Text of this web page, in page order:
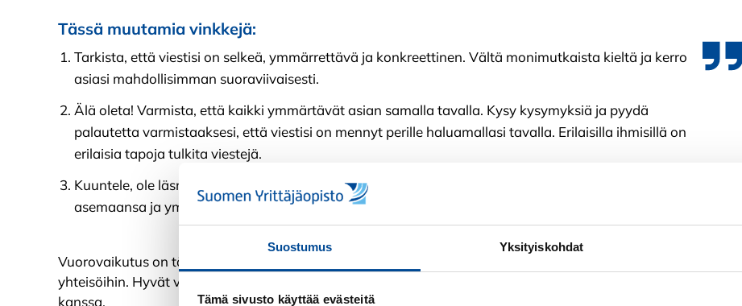
Suostumus Yksityiskohdat
Tämä sivusto käyttää evästeitä
Tässä muutamia vinkkejä:
Tarkista, että viestisi on selkeä, ymmärrettävä ja konkreettinen. Vältä monimutkaista kieltä ja kerro
asiasi mahdollisimman suoraviivaisesti.
Älä oleta! Varmista, että kaikki ymmärtävät asian samalla tavalla. Kysy kysymyksiä ja pyydä
palautetta varmistaaksesi, että viestisi on mennyt perille haluamallasi tavalla. Erilaisilla ihmisillä on
erilaisia tapoja tulkita viestejä.
Kuuntele, ole läsnä ja osoita kiinnostusta vastaanottajan näkemyksiin. Yritä asettua hänen
asemaansa ja ymmärtää, miten hän tulkitsee viestisi.
Vuorovaikutus on tärkeä osa ihmisen elämää, ja sen laatu vaikuttaa merkittävästi ihmissuhteisiin ja
yhteisöihin. Hyvät vuorovaikutustaidot parantavat kommunikaatiota ja ymmärrystä toisten ihmisten
kanssa.